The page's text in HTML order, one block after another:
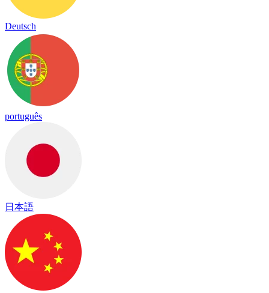
Deutsch
português
日本語